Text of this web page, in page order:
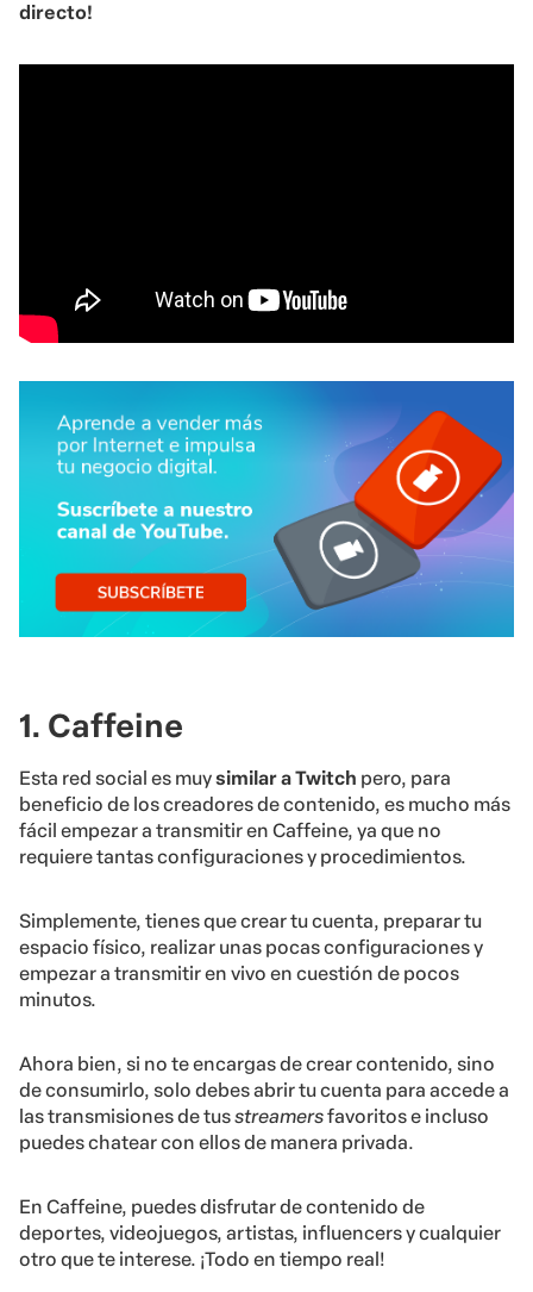
directo!
1. Caffeine
Esta red social es muysimilar a Twitch pero, para
beneficio de los creadores de contenido, es mucho más
fácil empezar a transmitir en Caffeine, ya que no
requiere tantas configuraciones y procedimientos.
Simplemente, tienes que crear tu cuenta, preparar tu
espacio físico, realizar unas pocas configuraciones y
empezar a transmitir en vivo en cuestión de pocos
minutos.
Ahora bien, si no te encargas de crear contenido, sino
de consumirlo, solo debes abrir tu cuenta para accede a
las transmisiones de tusstreamersfavoritos e incluso
puedes chatear con ellos de manera privada.
En Caffeine, puedes disfrutar de contenido de
deportes, videojuegos, artistas, influencers y cualquier
otro que te interese. ¡Todo en tiempo real!